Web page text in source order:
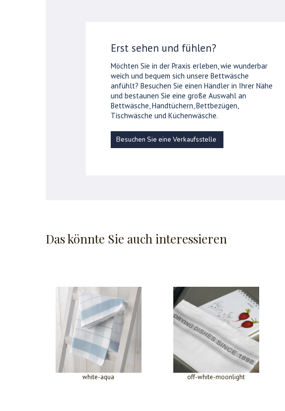
Erst sehen und fühlen?
Möchten Sie in der Praxis erleben, wie wunderbar
weich und bequem sich unsere Bettwäsche
anfühlt? Besuchen Sie einen Händler in Ihrer Nähe
und bestaunen Sie eine große Auswahl an
Bettwäsche, Handtüchern, Bettbezügen,
Tischwäsche und Küchenwäsche.
Besuchen Sie eine Verkaufsstelle
Das könnte Sie auch interessieren
white-aqua off-white-moonlight